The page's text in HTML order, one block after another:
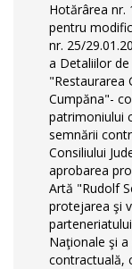
Hotărârea nr.
pentru
nr. 25/
a Detaliilor
"Restaurarea
Cumpăna"-
patrimoniului
semnării
Consiliului
aprobarea
Artă "Rudolf
protejarea şi
Naţionale şi
contractuală,